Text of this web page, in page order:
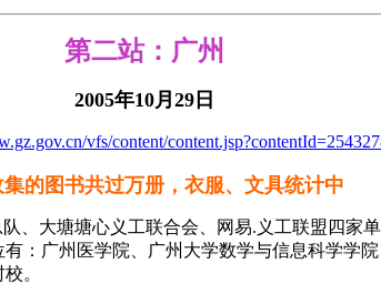
第二站： 广州
2005年10月29日
vfs/content/
的图书共过万册，衣服、文具统计中
、大塘塘心义工联合会、网易.义工联盟四
：广州医学院、广州大学数学与信息科学学
。